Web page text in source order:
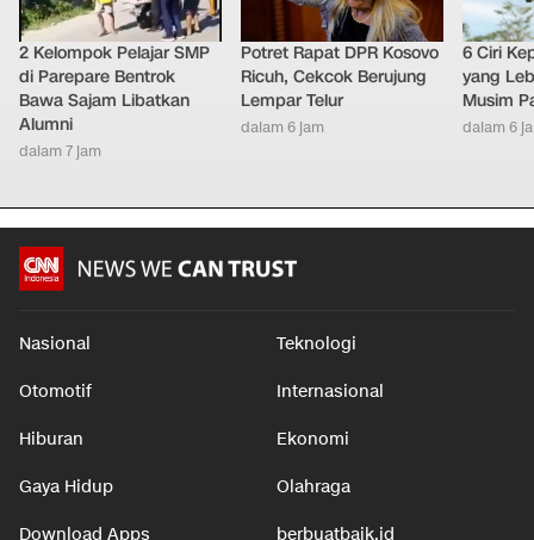
2 Kelompok Pelajar SMP
di Parepare Bentrok
Bawa Sajam Libatkan
Alumni
dalam 7 jam
Potret Rapat DPR Kosovo
Ricuh, Cekcok Berujung
Lempar Telur
dalam 6 jam
6 Ciri
yang
Musim
dalam 6
Nasional Teknologi
Otomotif Internasional
Hiburan Ekonomi
Gaya Hidup Olahraga
Download Apps berbuatbaik.id